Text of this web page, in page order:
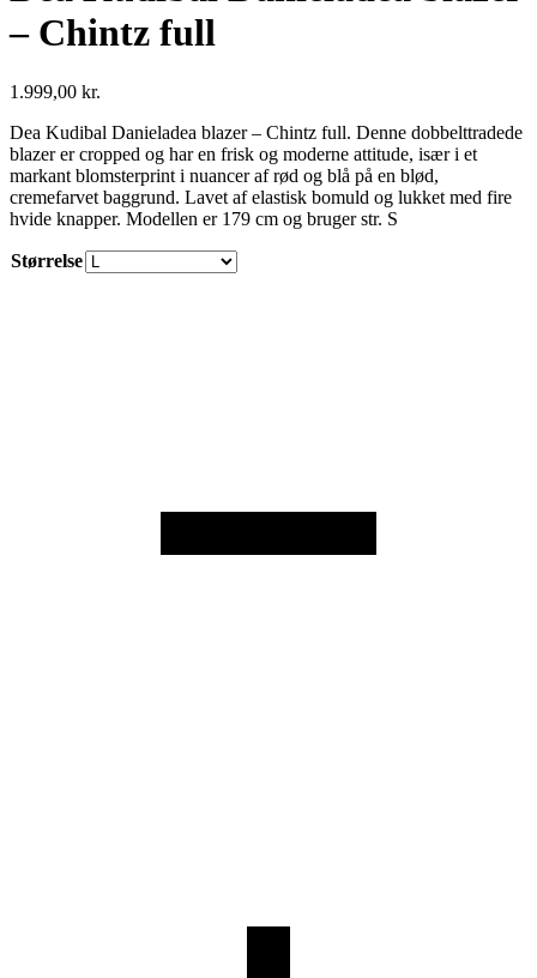
– Chintz full
1.999,00 kr.
Dea Kudibal Danieladea blazer – Chintz full. Denne dobbelttradede
blazer er cropped og har en frisk og moderne attitude, især i et
markant blomsterprint i nuancer af rød og blå på en blød,
cremefarvet baggrund. Lavet af elastisk bomuld og lukket med fire
hvide knapper. Modellen er 179 cm og bruger str. S
Størrelse